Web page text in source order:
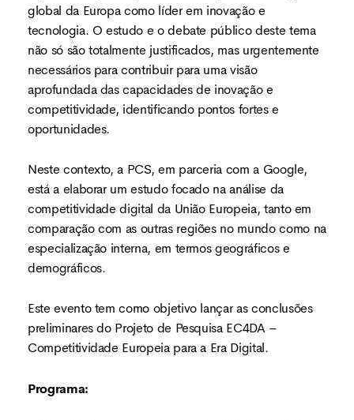
global da Europa como líder em inovação e
tecnologia. O estudo e o debate público deste tema
não só são totalmente justificados, mas urgentemente
necessários para contribuir para uma visão
aprofundada das capacidades de inovação e
competitividade, identificando pontos fortes e
oportunidades.
Neste contexto, a PCS, em parceria com a Google,
está a elaborar um estudo focado na análise da
competitividade digital da União Europeia, tanto em
comparação com as outras regiões no mundo como na
especialização interna, em termos geográficos e
demográficos.
Este evento tem como objetivo lançar as conclusões
preliminares do Projeto de Pesquisa EC4DA –
Competitividade Europeia para a Era Digital.
Programa: